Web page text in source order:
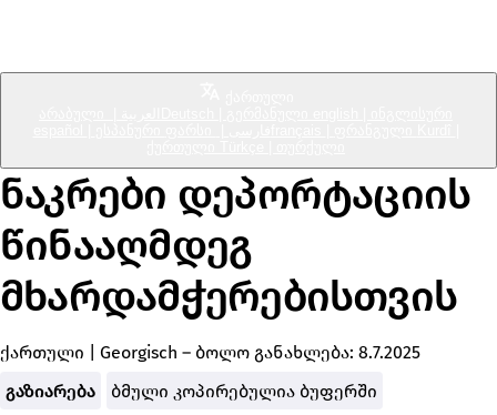
ნაკრები დეპორტაციის
წინააღმდეგ
მხარდამჭერებისთვის
ქართული Georgisch – ბოლო განახლება: 8.7.2025
გაზიარება
ბმული კოპირებულია ბუფერში